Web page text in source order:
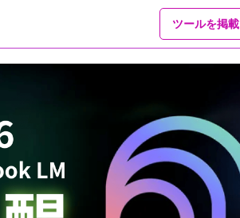
ツールを掲載